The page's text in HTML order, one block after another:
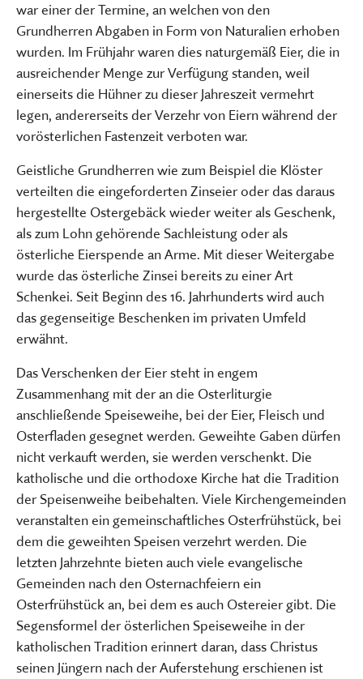
war einer der Termine, an welchen von den
Grundherren Abgaben in Form von Naturalien erhoben
wurden. Im Frühjahr waren dies naturgemäß Eier, die in
ausreichender Menge zur Verfügung standen, weil
einerseits die Hühner zu dieser Jahreszeit vermehrt
legen, andererseits der Verzehr von Eiern während der
vorösterlichen Fastenzeit verboten war.
Geistliche Grundherren wie zum Beispiel die Klöster
verteilten die eingeforderten Zinseier oder das daraus
hergestellte Ostergebäck wieder weiter als Geschenk,
als zum Lohn gehörende Sachleistung oder als
österliche Eierspende an Arme. Mit dieser Weitergabe
wurde das österliche Zinsei bereits zu einer Art
Schenkei. Seit Beginn des 16. Jahrhunderts wird auch
das gegenseitige Beschenken im privaten Umfeld
erwähnt.
Das Verschenken der Eier steht in engem
Zusammenhang mit der an die Osterliturgie
anschließende Speiseweihe, bei der Eier, Fleisch und
Osterfladen gesegnet werden. Geweihte Gaben dürfen
nicht verkauft werden, sie werden verschenkt. Die
katholische und die orthodoxe Kirche hat die Tradition
der Speisenweihe beibehalten. Viele Kirchengemeinden
veranstalten ein gemeinschaftliches Osterfrühstück, bei
dem die geweihten Speisen verzehrt werden. Die
letzten Jahrzehnte bieten auch viele evangelische
Gemeinden nach den Osternachfeiern ein
Osterfrühstück an, bei dem es auch Ostereier gibt. Die
Segensformel der österlichen Speiseweihe in der
katholischen Tradition erinnert daran, dass Christus
seinen Jüngern nach der Auferstehung erschienen ist